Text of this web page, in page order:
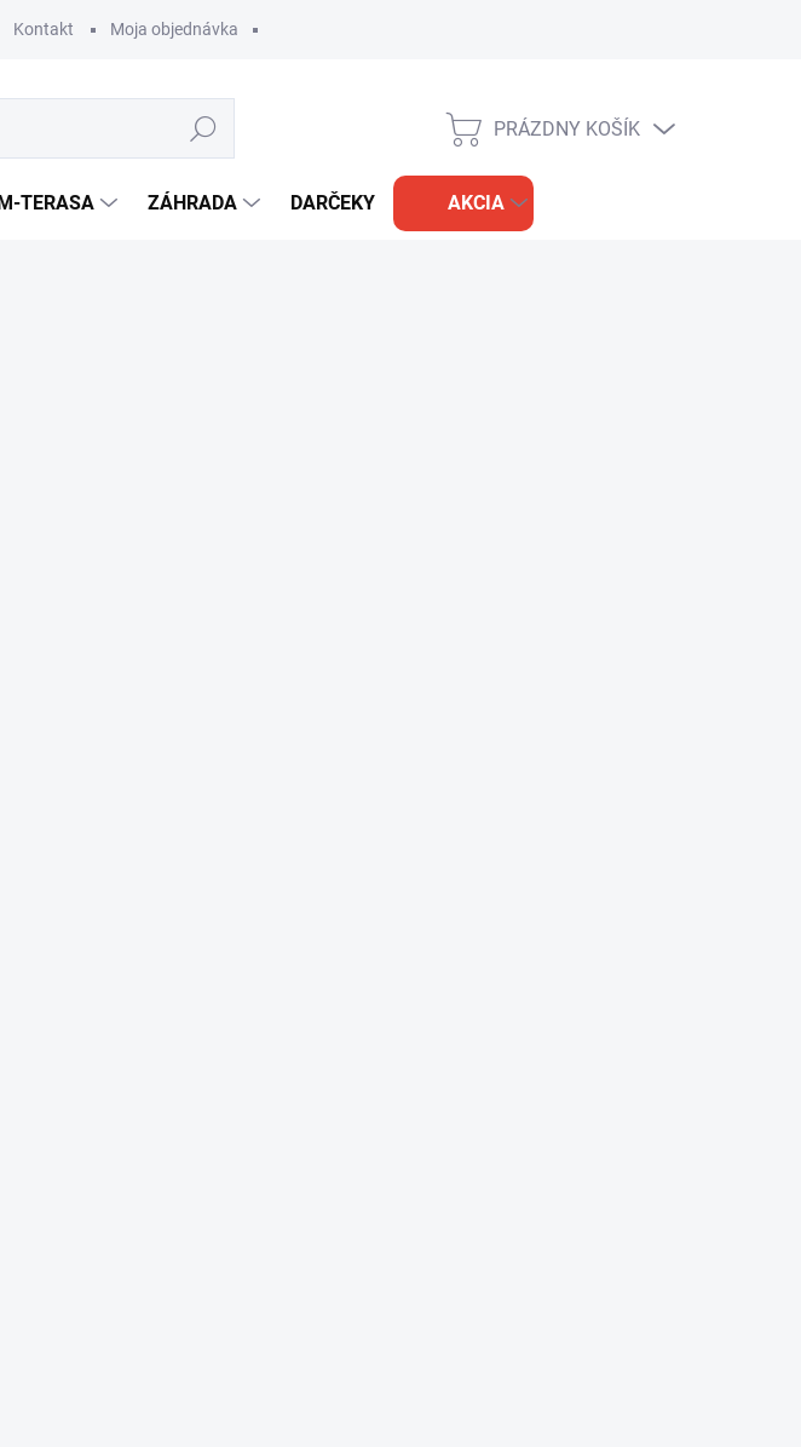
Kontakt Moja objednávka
Hľadať
NÁKUPNÝ
PRÁZDNY KOŠÍK
TERASA ZÁHRADA DARČEKY AKCIA